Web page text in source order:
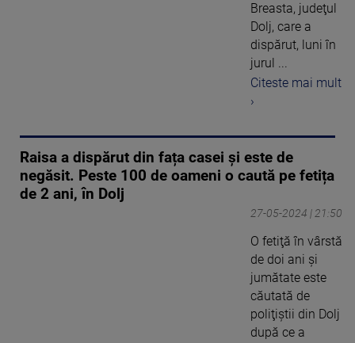
Breasta, judeţul
Dolj, care a
dispărut, luni în
jurul ...
Citeste mai mult
›
Raisa a dispărut din fața casei și este de
negăsit. Peste 100 de oameni o caută pe fetița
de 2 ani, în Dolj
27-05-2024 | 21:50
O fetiţă în vârstă
de doi ani şi
jumătate este
căutată de
poliţiştii din Dolj
după ce a